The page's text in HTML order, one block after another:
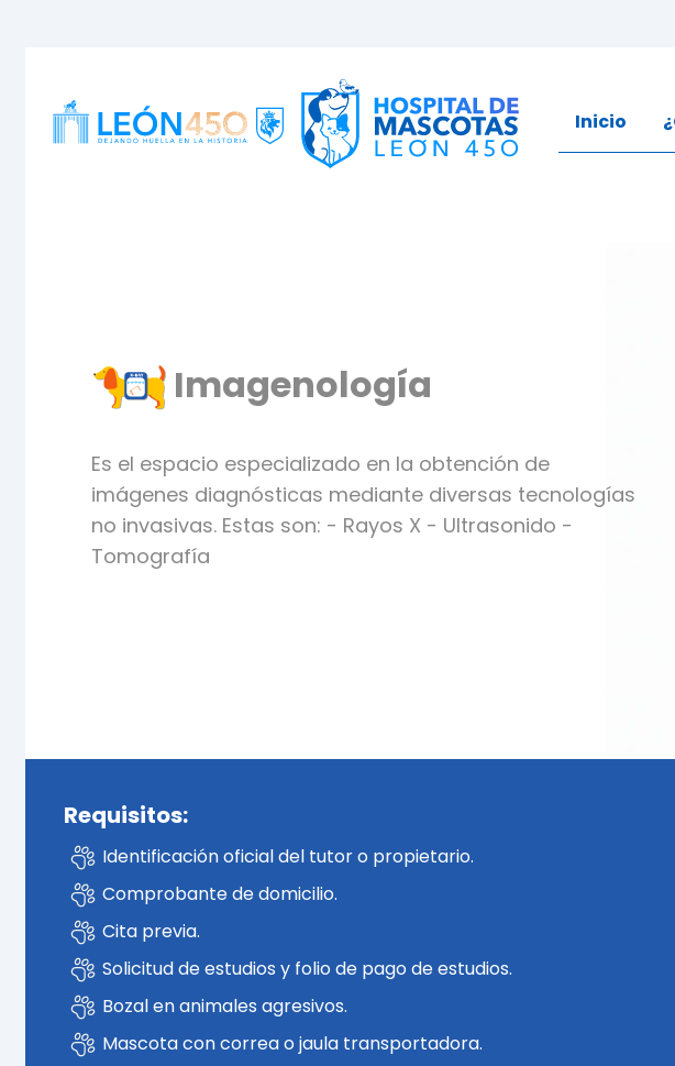
Inicio
Imagenología
Es el espacio especializado en la obtención de
imágenes diagnósticas mediante diversas tecnologías
no invasivas. Estas son: - Rayos X - Ultrasonido -
Tomografía
Requisitos:
Identificación oficial del tutor o propietario.
Comprobante de domicilio.
Cita previa.
Solicitud de estudios y folio de pago de estudios.
Bozal en animales agresivos.
Mascota con correa o jaula transportadora.